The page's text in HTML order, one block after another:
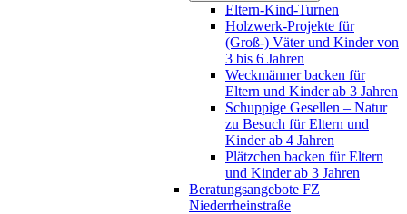
Eltern-Kind-Turnen
Holzwerk-Projekte für
(Groß-) Väter und Kinder von
3 bis 6 Jahren
Weckmänner backen für
Eltern und Kinder ab 3 Jahren
Schuppige Gesellen – Natur
zu Besuch für Eltern und
Kinder ab 4 Jahren
Plätzchen backen für Eltern
und Kinder ab 3 Jahren
Beratungsangebote FZ
Niederrheinstraße